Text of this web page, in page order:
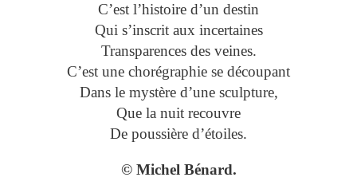
C’est l’histoire d’un destin
Qui s’inscrit aux incertaines
Transparences des veines.
C’est une chorégraphie se découpant
Dans le mystère d’une sculpture,
Que la nuit recouvre
De poussière d’étoiles.
© Michel Bénard.